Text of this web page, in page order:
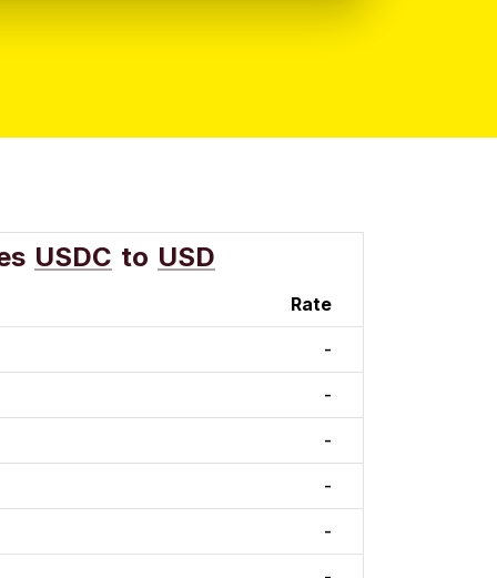
USDC to USD
Rate
-
-
-
-
-